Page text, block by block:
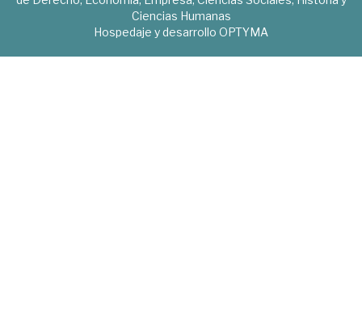
Ciencias Humanas
Hospedaje y desarrollo OPTYMA